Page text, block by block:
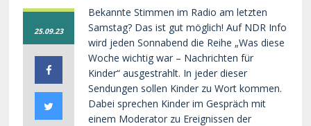
25.09.23
Bekannte Stimmen im Radio am letzten
Samstag? Das ist gut möglich! Auf NDR Info
wird jeden Sonnabend die Reihe „Was diese
Woche wichtig war – Nachrichten für
Kinder“ ausgestrahlt. In jeder dieser
Sendungen sollen Kinder zu Wort kommen.
Dabei sprechen Kinder im Gespräch mit
einem Moderator zu Ereignissen der